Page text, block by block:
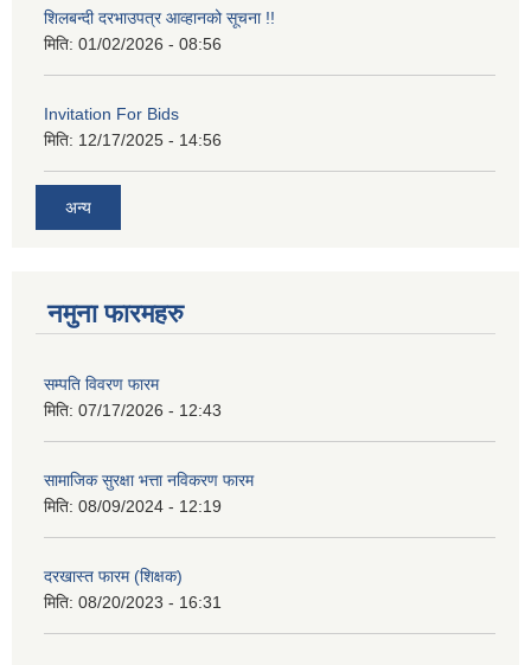
शिलबन्दी दरभाउपत्र आव्हानको सूचना !!
मिति: 01/02/2026 - 08:56
Invitation For Bids
मिति: 12/17/2025 - 14:56
अन्य
नमुना फारमहरु
सम्पति विवरण फारम
मिति: 07/17/2026 - 12:43
सामाजिक सुरक्षा भत्ता नविकरण फारम
मिति: 08/09/2024 - 12:19
दरखास्त फारम (शिक्षक)
मिति: 08/20/2023 - 16:31